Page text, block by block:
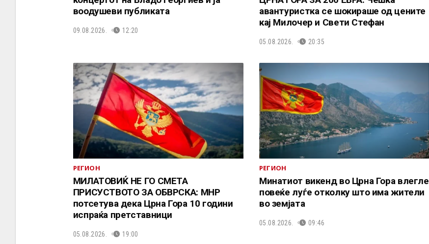
воодушеви публиката
09.08.2026. 12:20
авантуристка се шокираше од цените
кај Милочер и Свети Стефан
05.08.2026. 20:35
РЕГИОН
МИЛАТОВИЌ НЕ ГО СМЕТА
ПРИСУСТВОТО ЗА ОБВРСКА: МНР
потсетува дека Црна Гора 10 години
испраќа претставници
05.08.2026. 19:00
РЕГИОН
Минатиот викенд во Црна Гора влегле
повеќе луѓе отколку што има жители
во земјата
05.08.2026. 09:46